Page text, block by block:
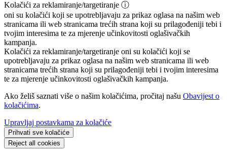
Kolačići za reklamiranje/targetiranje ⓘ
oni su kolačići koji se upotrebljavaju za prikaz oglasa na našim web
stranicama ili web stranicama trećih strana koji su prilagođeniji tebi i
tvojim interesima te za mjerenje učinkovitosti oglašivačkih
kampanja.
Kolačići za reklamiranje/targetiranje oni su kolačići koji se
upotrebljavaju za prikaz oglasa na našim web stranicama ili web
stranicama trećih strana koji su prilagođeniji tebi i tvojim interesima
te za mjerenje učinkovitosti oglašivačkih kampanja.
Ako želiš saznati više o našim kolačićima, pročitaj našu Obavijest o
kolačićima.
Upravljaj postavkama za kolačiće
Prihvati sve kolačiće
Reject all cookies